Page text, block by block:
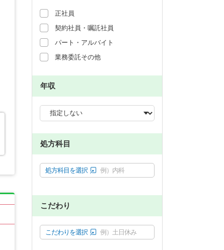
正社員
契約社員・嘱託社員
パート・アルバイト
業務委託その他
年収
処方科目
処方科目を選択 例）内科
こだわり
こだわりを選択 例）土日休み